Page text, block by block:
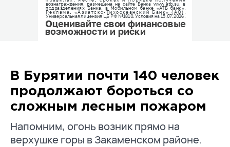
В Бурятии почти 140 человек
продолжают бороться со
сложным лесным пожаром
Напомним, огонь возник прямо на
верхушке горы в Закаменском районе.